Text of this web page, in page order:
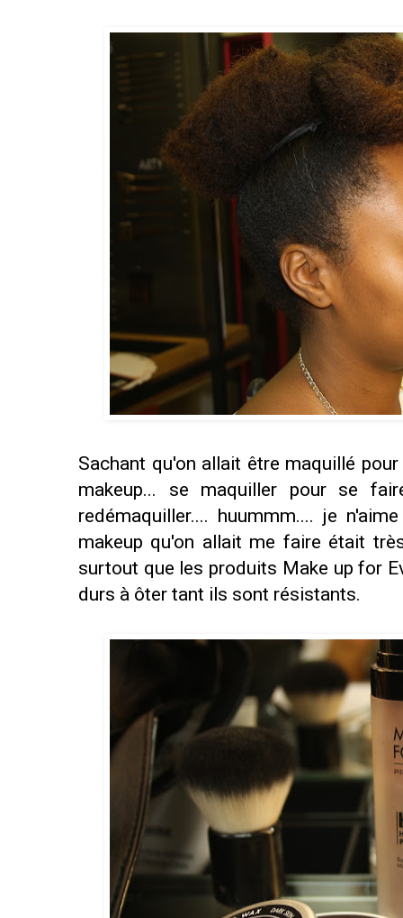
Sachant qu'on allait être maquillé
makeup... se maquiller pour se
redémaquiller.... huummm.... je
makeup qu'on allait me faire était
surtout que les produits Make up for
durs à ôter tant ils sont résistants.